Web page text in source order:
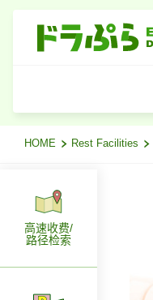
HOME Rest Facilities
高速收费/
路径检索